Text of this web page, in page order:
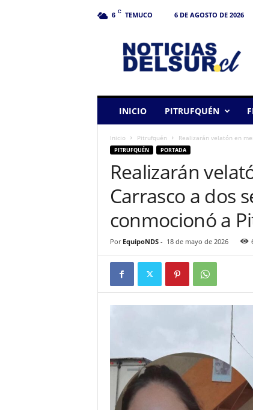
6 C TEMUCO 6 DE AGOSTO DE 2026
INICIO PITRUFQUÉN
Inicio Pitrufquén Realizarán velatón en
PITRUFQUÉN PORTADA
Realizarán
Carrasco a dos
conmocionó a
Por EquipoNDS- 18 de mayo de 2026